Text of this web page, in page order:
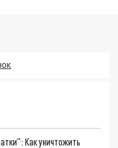
Как уничтожить